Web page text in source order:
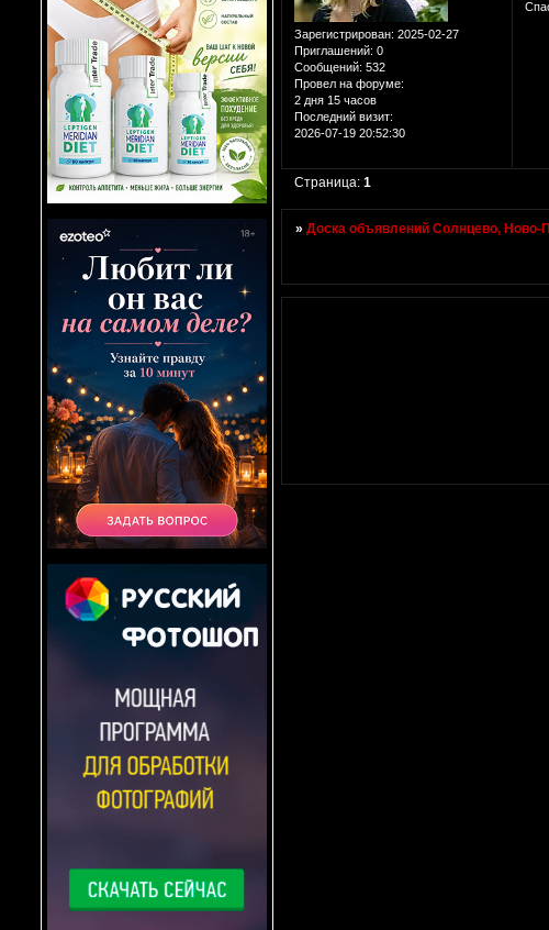
Зарегистрирован: 2025-02-27
Приглашений: 0
Сообщений: 532
Провел на форуме:
2 дня 15 часов
Последний визит:
2026-07-19 20:52:30
Страница:1
»Доска объявлений Солнцево, Ново-